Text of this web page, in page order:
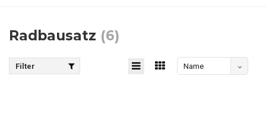
Radbausatz (6)
Filter
Name